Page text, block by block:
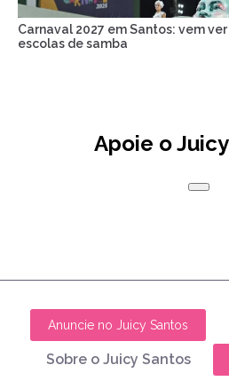
Carnaval 2027 em Santos: vem
escolas de samba
Apoie o
Anuncie no Juicy Santos
Sobre o Juicy Santos